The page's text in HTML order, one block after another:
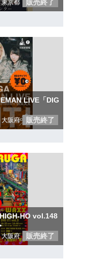
東京都 販売終了
LIVE「DIG
大阪府 販売終了
HO vol.148
大阪府 販売終了